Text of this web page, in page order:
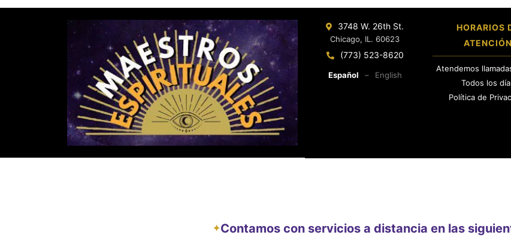
3748 W. 26th St.
Chicago, IL. 60623
(773) 523-8620
Español – English
HORARIOS
ATENCIÓN
Atendemos
Todos los
Política de
✦Contamos con servicios a distancia en las